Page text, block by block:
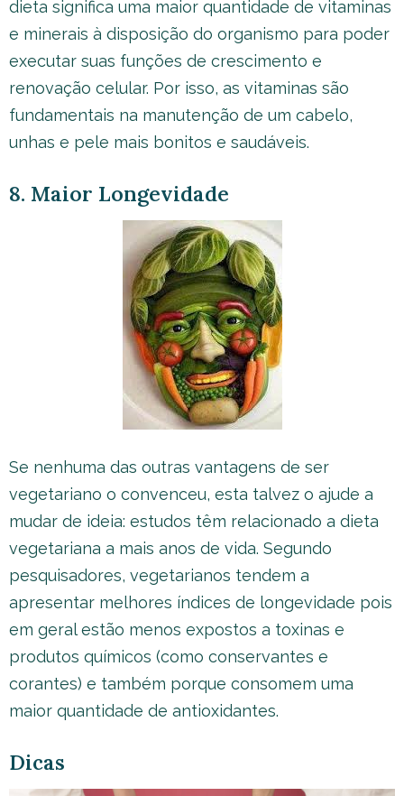
dieta significa uma maior quantidade de vitaminas
e minerais à disposição do organismo para poder
executar suas funções de crescimento e
renovação celular. Por isso, as vitaminas são
fundamentais na manutenção de um cabelo,
unhas e pele mais bonitos e saudáveis.
8. Maior Longevidade
Se nenhuma das outras vantagens de ser
vegetariano o convenceu, esta talvez o ajude a
mudar de ideia: estudos têm relacionado a dieta
vegetariana a mais anos de vida. Segundo
pesquisadores, vegetarianos tendem a
apresentar melhores índices de longevidade pois
em geral estão menos expostos a toxinas e
produtos químicos (como conservantes e
corantes) e também porque consomem uma
maior quantidade de antioxidantes.
Dicas